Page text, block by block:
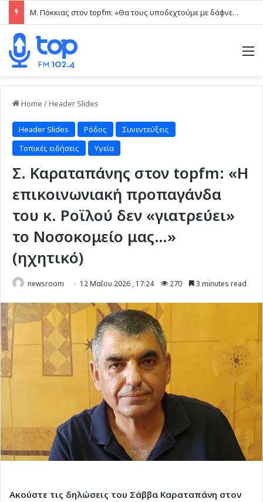
Μ. Πόκκιας στον topfm: «Θα τους υποδεχτούμε με δάφνες και πικροδάφνες» –Η ειρωνική “υποδοχή” στον υβριδικό σταθμό (ηχητικό)
Home /Header Slides
Header Slides Ρόδος
Συνεντεύξεις
Τοπικές ειδήσεις
Υγεία
Σ. Καραταπάνης στον topfm: «Η
επικοινωνιακή προπαγάνδα
του κ. Ροϊλού δεν «γιατρεύει»
το Νοσοκομείο μας…»
(ηχητικό)
newsroom 12 Μαΐου 2026 , 17:24 270 3 minutes read
Ακούστε τις δηλώσεις του Σάββα Καραταπάνη στον